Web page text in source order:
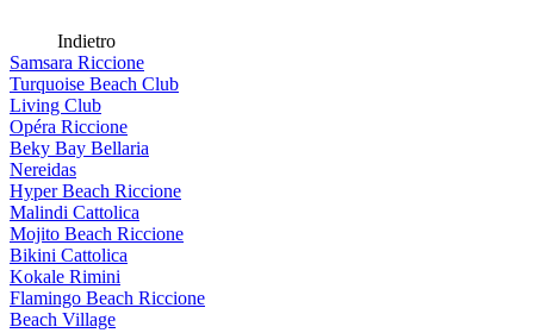
Indietro
Samsara Riccione
Turquoise Beach Club
Living Club
Opéra Riccione
Beky Bay Bellaria
Nereidas
Hyper Beach Riccione
Malindi Cattolica
Mojito Beach Riccione
Bikini Cattolica
Kokale Rimini
Flamingo Beach Riccione
Beach Village